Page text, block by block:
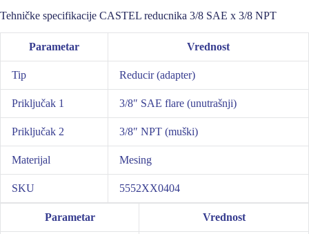
Tehničke specifikacije CASTEL reducnika 3/8 SAE x 3/8 NPT
Parametar Vrednost
Tip Reducir (adapter)
Priključak 1 3/8″ SAE flare (unutrašnji)
Priključak 2 3/8″ NPT (muški)
Materijal Mesing
SKU 5552XX0404
Parametar Vrednost